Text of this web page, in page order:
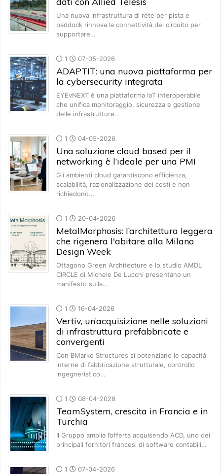
Una nuova infrastruttura di rete per pista e
paddock rinnova la connettività del circuito per
supportare…
1 07-05-2026
ADAPTIT: una nuova piattaforma per
la cybersecurity integrata
EYEvNEXT è una piattaforma IoT interoperabile
che unifica monitoraggio, sicurezza e gestione
delle infrastrutture…
1 04-05-2026
Una soluzione cloud based per il
networking è l’ideale per una PMI
Gli ambienti cloud garantiscono efficienza,
scalabilità, razionalizzazione dei costi e non
richiedono…
1 20-04-2026
MetalMorphosis: l’architettura leggera
che rigenera l'abitare alla Milano
Design Week
Ottagono Green Architecture e lo studio AMDL
CIRCLE di Michele De Lucchi presentano un
manifesto sulla…
1 16-04-2026
Vertiv, un’acquisizione nelle soluzioni
di infrastruttura prefabbricate e
convergenti
Con BMarko Structures si potenziano le capacità
interne di fabbricazione strutturale, controllo
ingegneristico…
1 08-04-2026
TeamSystem, crescita in Francia e in
Turchia
Il Gruppo amplia l’offerta acquisendo ACD, uno dei
principali fornitori francesi di software contabili…
1 07-04-2026